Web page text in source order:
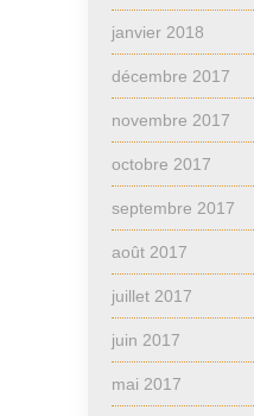
janvier 2018
décembre 2017
novembre 2017
octobre 2017
septembre 2017
août 2017
juillet 2017
juin 2017
mai 2017